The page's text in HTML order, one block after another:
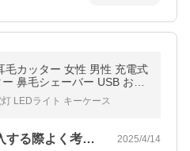
毛カッター 女性 男性 充電式
鼻毛シェーバー USB おす
動鼻毛シェーバー レディー
理LEDライト キーケース
USBでの充電なので購入する際よく考えて 2025/4/14